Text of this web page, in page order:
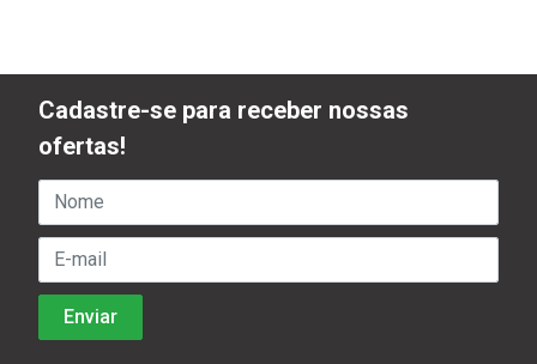
Cadastre-se para receber nossas
ofertas!